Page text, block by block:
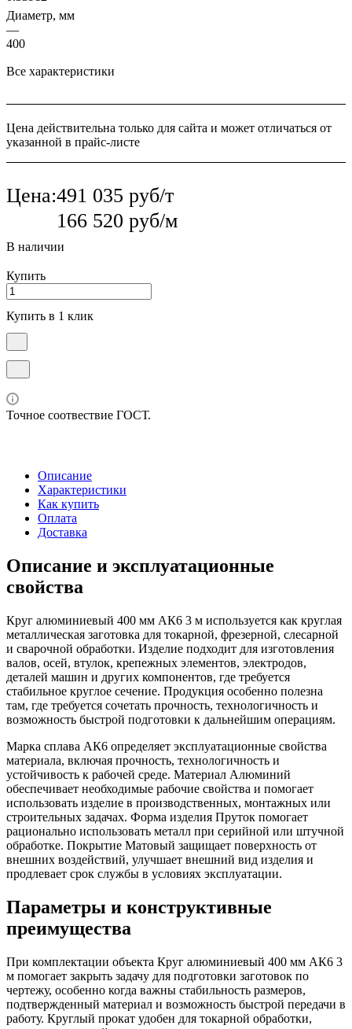
Диаметр, мм
—
400
Все характеристики
Цена действительна только для сайта и может отличаться от
указанной в прайс-листе
Цена:491 035 руб/т
166 520 руб/м
В наличии
Купить
Купить в 1 клик
Точное соотвествие ГОСТ.
Описание
Характеристики
Как купить
Оплата
Доставка
Описание и эксплуатационные
свойства
Круг алюминиевый 400 мм АК6 3 м используется как круглая
металлическая заготовка для токарной, фрезерной, слесарной
и сварочной обработки. Изделие подходит для изготовления
валов, осей, втулок, крепежных элементов, электродов,
деталей машин и других компонентов, где требуется
стабильное круглое сечение. Продукция особенно полезна
там, где требуется сочетать прочность, технологичность и
возможность быстрой подготовки к дальнейшим операциям.
Марка сплава АК6 определяет эксплуатационные свойства
материала, включая прочность, технологичность и
устойчивость к рабочей среде. Материал Алюминий
обеспечивает необходимые рабочие свойства и помогает
использовать изделие в производственных, монтажных или
строительных задачах. Форма изделия Пруток помогает
рационально использовать металл при серийной или штучной
обработке. Покрытие Матовый защищает поверхность от
внешних воздействий, улучшает внешний вид изделия и
продлевает срок службы в условиях эксплуатации.
Параметры и конструктивные
преимущества
При комплектации объекта Круг алюминиевый 400 мм АК6 3
м помогает закрыть задачу для подготовки заготовок по
чертежу, особенно когда важны стабильность размеров,
подтвержденный материал и возможность быстрой передачи в
работу. Круглый прокат удобен для токарной обработки,